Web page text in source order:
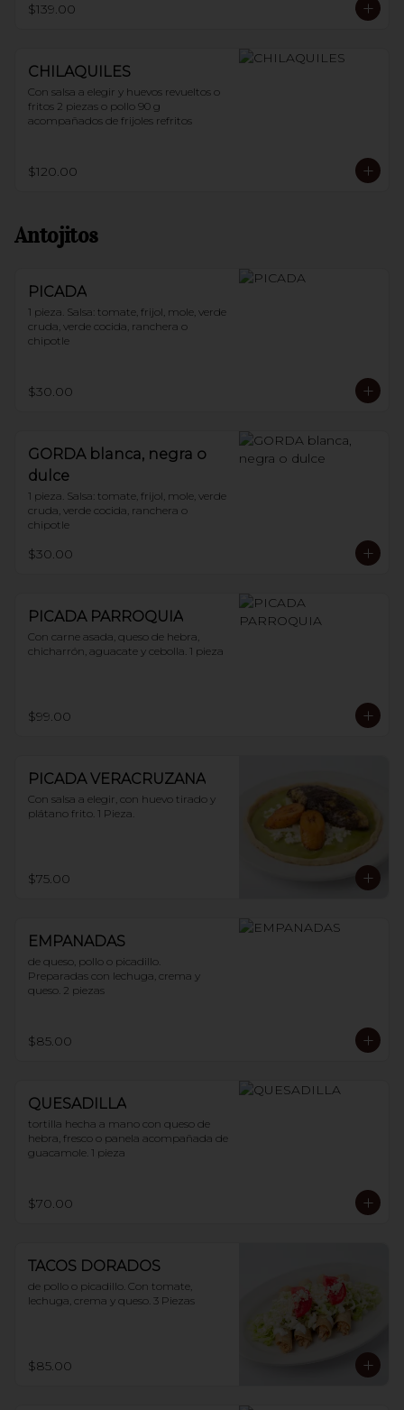
$139.00
CHILAQUILES
Con salsa a elegir y huevos revueltos o
fritos 2 piezas o pollo 90 g
acompañados de frijoles refritos
$120.00
Antojitos
PICADA
1 pieza. Salsa: tomate, frijol, mole, verde
cruda, verde cocida, ranchera o
chipotle
$30.00
GORDA blanca, negra o
dulce
1 pieza. Salsa: tomate, frijol, mole, verde
cruda, verde cocida, ranchera o
chipotle
$30.00
PICADA PARROQUIA
Con carne asada, queso de hebra,
chicharrón, aguacate y cebolla. 1 pieza
$99.00
PICADA VERACRUZANA
Con salsa a elegir, con huevo tirado y
plátano frito. 1 Pieza.
$75.00
EMPANADAS
de queso, pollo o picadillo.
Preparadas con lechuga, crema y
queso. 2 piezas
$85.00
QUESADILLA
tortilla hecha a mano con queso de
hebra, fresco o panela acompañada de
guacamole. 1 pieza
$70.00
TACOS DORADOS
de pollo o picadillo. Con tomate,
lechuga, crema y queso. 3 Piezas
$85.00